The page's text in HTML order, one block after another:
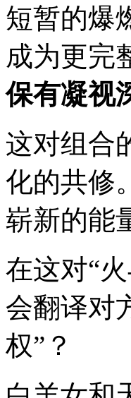
短暂的爆
成为更
保有凝视
这对组合
化的共修
崭新的能
在这对“
会翻译对
权”？